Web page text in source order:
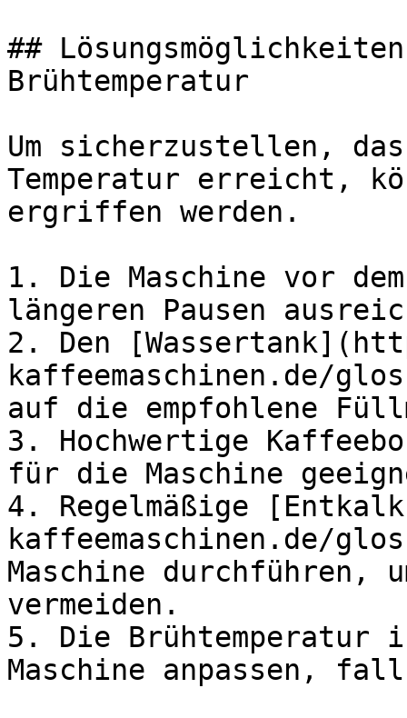
##
Brühtemperatur
Um sicherzustellen,
Temperatur erreicht,
ergriffen werden.
1. Die Maschine vor
längeren Pausen
2. Den
kaffeemaschinen.de/
auf die empfohlene
3. Hochwertige
für die Maschine
4. Regelmäßige
kaffeemaschinen.de/
Maschine durchführen,
vermeiden.
5. Die Brühtemperatur
Maschine anpassen,